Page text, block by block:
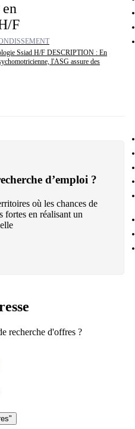
F
Ssiad H/F DESCRIPTION : En
l'ASG assure des
d’emploi ?
où les chances de
fortes en réalisant un
recherche d'offres ?